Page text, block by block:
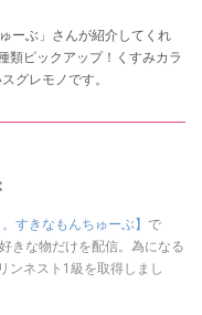
ーぶ」さんが紹介してくれ
類ピックアップ！くすみカラ
グレモノです。
。すきなもんちゅーぶ】 で
きな物だけを配信。為になる
ンネスト1級を取得しまし